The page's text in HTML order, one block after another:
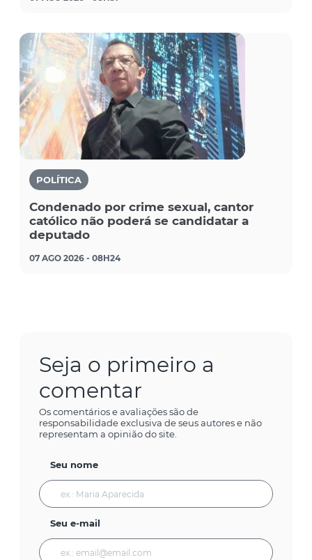
POLÍTICA
Condenado por crime sexual, cantor
católico não poderá se candidatar a
deputado
07 AGO 2026 - 08H24
Seja o primeiro a
comentar
Os comentários e avaliações são de
responsabilidade exclusiva de seus autores e não
representam a opinião do site.
Seu nome
Seu e-mail